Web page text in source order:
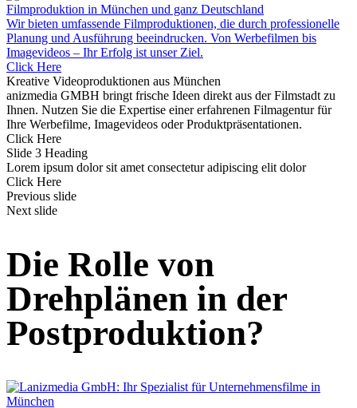
Filmproduktion in München und ganz Deutschland
Wir bieten umfassende Filmproduktionen, die durch professionelle
Planung und Ausführung beeindrucken. Von Werbefilmen bis
Imagevideos – Ihr Erfolg ist unser Ziel.
Click Here
Kreative Videoproduktionen aus München
anizmedia GMBH bringt frische Ideen direkt aus der Filmstadt zu
Ihnen. Nutzen Sie die Expertise einer erfahrenen Filmagentur für
Ihre Werbefilme, Imagevideos oder Produktpräsentationen.
Click Here
Slide 3 Heading
Lorem ipsum dolor sit amet consectetur adipiscing elit dolor
Click Here
Previous slide
Next slide
Die Rolle von
Drehplänen in der
Postproduktion?